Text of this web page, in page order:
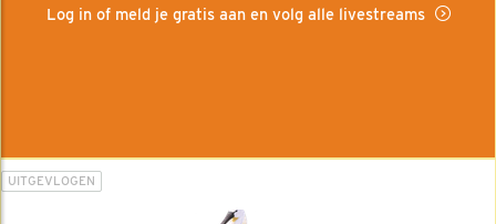
Log in of meld je gratis aan en volg alle livestreams
UITGEVLOGEN